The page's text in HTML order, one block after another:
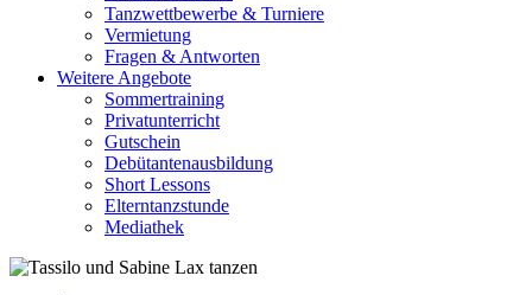
Tanzwettbewerbe & Turniere
Vermietung
Fragen & Antworten
Weitere Angebote
Sommertraining
Privatunterricht
Gutschein
Debütantenausbildung
Short Lessons
Elterntanzstunde
Mediathek